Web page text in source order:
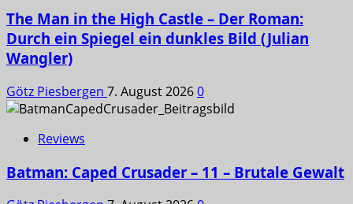
The Man in the High Castle – Der Roman:
Durch ein Spiegel ein dunkles Bild (Julian
Wangler)
Götz Piesbergen 7. August 20260
Reviews
Batman: Caped Crusader – 11 – Brutale Gewalt